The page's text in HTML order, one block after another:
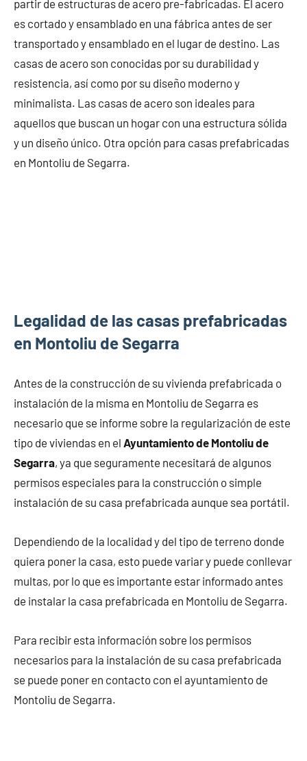
partir de estructuras de acero pre-fabricadas. El acero
es cortado y ensamblado en una fábrica antes de ser
transportado y ensamblado en el lugar de destino. Las
casas de acero son conocidas por su durabilidad y
resistencia, así como por su diseño moderno y
minimalista. Las casas de acero son ideales para
aquellos que buscan un hogar con una estructura sólida
y un diseño único. Otra opción para casas prefabricadas
en Montoliu de Segarra.
Legalidad de las casas prefabricadas
en Montoliu de Segarra
Antes de la construcción de su vivienda prefabricada o
instalación de la misma en Montoliu de Segarra es
necesario que se informe sobre la regularización de este
tipo de viviendas en el Ayuntamiento de Montoliu de
Segarra, ya que seguramente necesitará de algunos
permisos especiales para la construcción o simple
instalación de su casa prefabricada aunque sea portátil.
Dependiendo de la localidad y del tipo de terreno donde
quiera poner la casa, esto puede variar y puede conllevar
multas, por lo que es importante estar informado antes
de instalar la casa prefabricada en Montoliu de Segarra.
Para recibir esta información sobre los permisos
necesarios para la instalación de su casa prefabricada
se puede poner en contacto con el ayuntamiento de
Montoliu de Segarra.